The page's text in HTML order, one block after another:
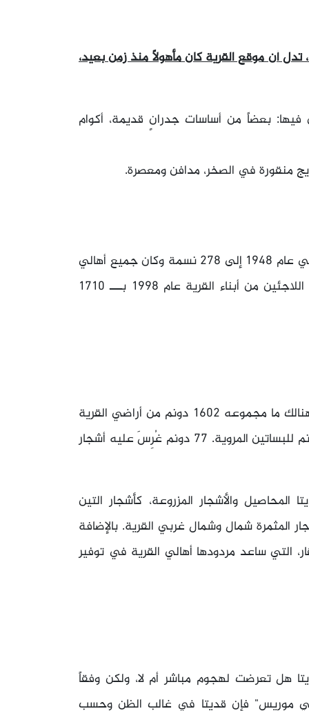
أن موقع القرية كان مأهولاً منذ زمن بعيد،
بعضاً من أساسات جدرانٍ قديمة، أكوام
منقورة في الصخر، مدافن ومعصرة.
بلغ عدد سكان قرية قديتا عام 1945 إلى 240 نسمة، وفي عام 1948 إلى 278 نسمة وكان جميع أهالي
القرية من العرب ولهم حتى تاريخه 52 منزلاً. قُدِرَ عدد اللاجئين من أبناء القرية عام 1998 بـــ 1710
اعتمد اقتصاد القرية على الزراعة بالدرجة الأولى، وكان هنالك ما مجموعه 1602 دونم من أراضي القرية
مستثمراً في الزراعة، وُزِعَتْ هذه المساحة مابين: 150 دونم للبساتين المروية. 77 دونم غُرِسَ عليه أشجار
والأشجار المزروعة، كأشجار التين
المثمرة شمال وشمال غربي القرية. بالإضافة
التي ساعد مردودها أهالي القرية في توفير
هل تعرضت لهجوم مباشر أم لا، ولكن وفقاً
"بني موريس" فإن قديتا في غالب الظن وحسب